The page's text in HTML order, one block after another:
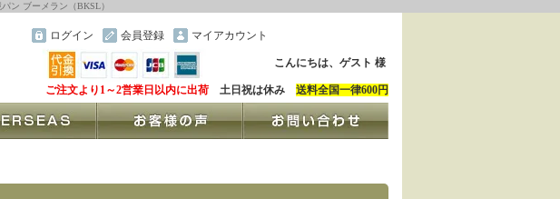
ン ブーメラン（BKSL）
マイアカウント
会員登録
ログイン
こんにちは、ゲスト 様
ご注文より1～2営業日以内に出荷土日祝は休み 送料全国一律600円